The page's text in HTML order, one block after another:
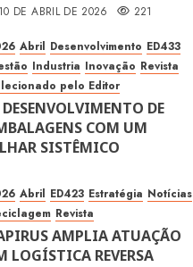
10 DE ABRIL DE 2026 221
Abril Desenvolvimento ED433
Industria Inovação Revista
pelo Editor
DE
COM UM
SISTÊMICO
Abril ED423 Estratégia Notícias
Revista
AMPLIA ATUAÇÃO
LOGÍSTICA REVERSA